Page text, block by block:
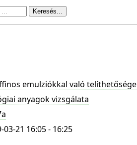
emulziókkal való telíthetősége
anyagok vizsgálata
21 16:05 - 16:25